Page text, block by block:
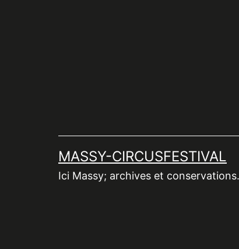
MASSY-CIRCUSFESTIVAL
Ici Massy; archives et conservations.